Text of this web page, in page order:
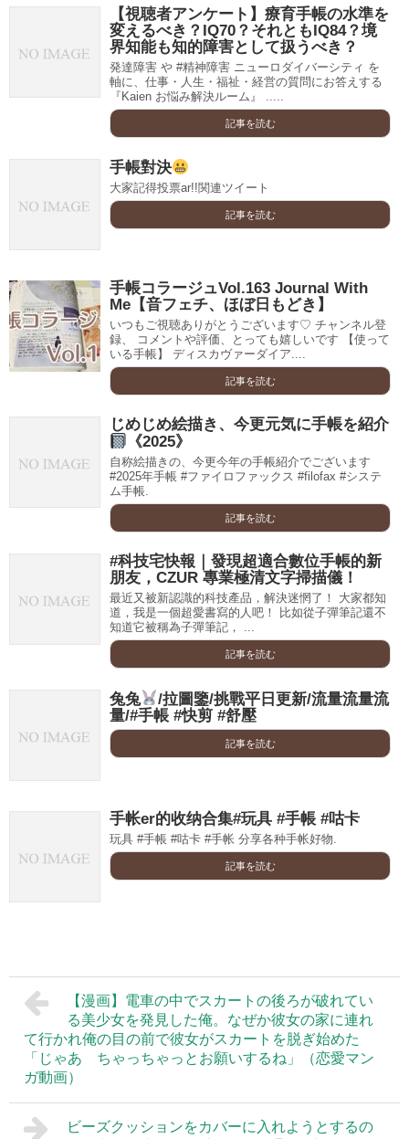
【視聴者アンケート】療育手帳の水準を
変えるべき？IQ70？それともIQ84？境
界知能も知的障害として扱うべき？
発達障害 や #精神障害 ニューロダイバーシティ を
軸に、仕事・人生・福祉・経営の質問にお答えする
『Kaien お悩み解決ルーム』 .....
記事を読む
手帳對決
大家記得投票ar!!関連ツイート
記事を読む
手帳コラージュVol.163 Journal With
Me【音フェチ、ほぼ日もどき】
いつもご視聴ありがとうございます♡ チャンネル登
録、 コメントや評価、とっても嬉しいです 【使って
いる手帳】 ディスカヴァーダイア....
記事を読む
じめじめ絵描き、今更元気に手帳を紹介
《2025》
自称絵描きの、今更今年の手帳紹介でございます
#2025年手帳 #ファイロファックス #filofax #システ
ム手帳.
記事を読む
#科技宅快報｜發現超適合數位手帳的新
朋友，CZUR 專業極清文字掃描儀！
最近又被新認識的科技產品，解決迷惘了！ 大家都知
道，我是一個超愛書寫的人吧！ 比如從子彈筆記還不
知道它被稱為子彈筆記， ...
記事を読む
兔兔
/拉圖鑒/挑戰平日更新/流量流量流
量/#手帳 #快剪 #舒壓
記事を読む
手帐er的收纳合集#玩具 #手帳 #咕卡
玩具 #手帳 #咕卡 #手帐 分享各种手帐好物.
記事を読む
【漫画】電車の中でスカートの後ろが破れてい
る美少女を発見した俺。なぜか彼女の家に連れ
て行かれ俺の目の前で彼女がスカートを脱ぎ始めた
「じゃあ ちゃっちゃっとお願いするね」（恋愛マン
ガ動画）
ビーズクッションをカバーに入れようとするの